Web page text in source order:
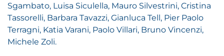
Sgambato, Luisa Siculella, Mauro Silvestrini, Cristina
Tassorelli, Barbara Tavazzi, Gianluca Tell, Pier Paolo
Terragni, Katia Varani, Paolo Villari, Bruno Vincenzi,
Michele Zoli.